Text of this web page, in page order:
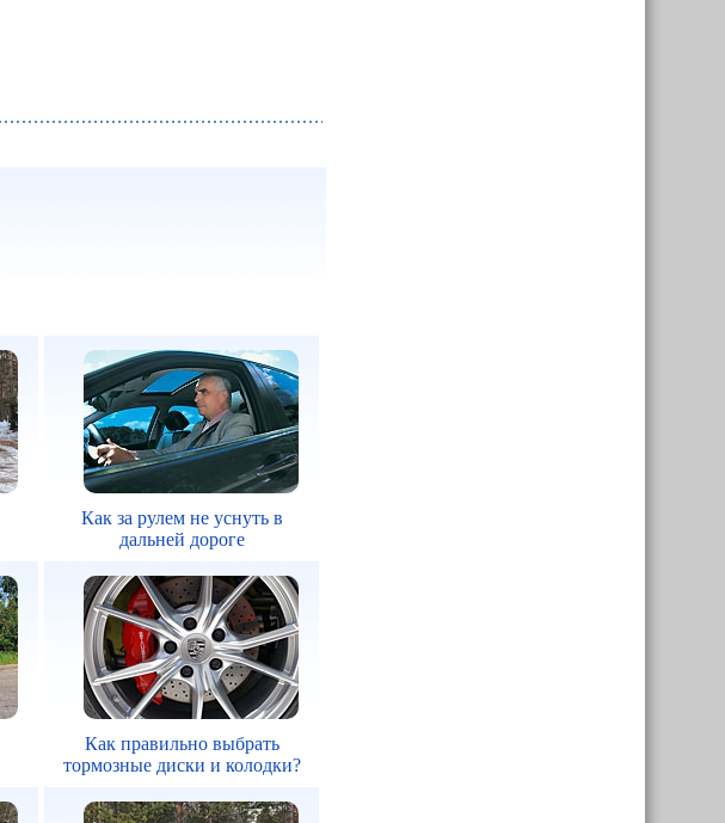
Как за рулем не уснуть в
дальней дороге
Как правильно выбрать
тормозные диски и колодки?